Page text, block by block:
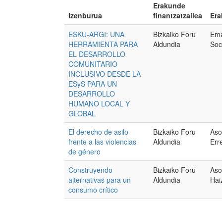
Izenburua
Erakunde
finantzatzailea
ESKU-ARGI: UNA
HERRAMIENTA PARA
EL DESARROLLO
COMUNITARIO
INCLUSIVO DESDE LA
ESyS PARA UN
DESARROLLO
HUMANO LOCAL Y
GLOBAL
Bizkaiko Foru
Aldundia
El derecho de asilo
frente a las violencias
de género
Bizkaiko Foru
Aldundia
Construyendo
alternativas para un
consumo crítico
Bizkaiko Foru
Aldundia